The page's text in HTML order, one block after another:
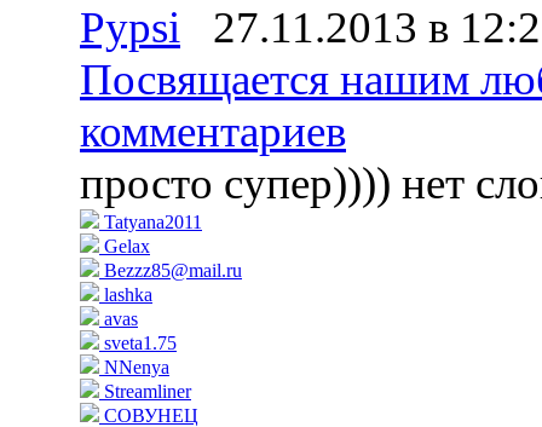
Pypsi
27.11.2013 в
Посвящается нашим
комментариев
просто супер)))) нет
Tatyana2011
Gelax
Bezzz85@mail.ru
lashka
avas
sveta1.75
NNenya
Streamliner
СОВУНЕЦ